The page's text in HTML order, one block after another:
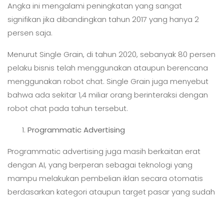
Angka ini mengalami peningkatan yang sangat
signifikan jika dibandingkan tahun 2017 yang hanya 2
persen saja.
Menurut Single Grain, di tahun 2020, sebanyak 80 persen
pelaku bisnis telah menggunakan ataupun berencana
menggunakan robot chat. Single Grain juga menyebut
bahwa ada sekitar 1,4 miliar orang berinteraksi dengan
robot chat pada tahun tersebut.
Programmatic Advertising
Programmatic advertising juga masih berkaitan erat
dengan AI, yang berperan sebagai teknologi yang
mampu melakukan pembelian iklan secara otomatis
berdasarkan kategori ataupun target pasar yang sudah